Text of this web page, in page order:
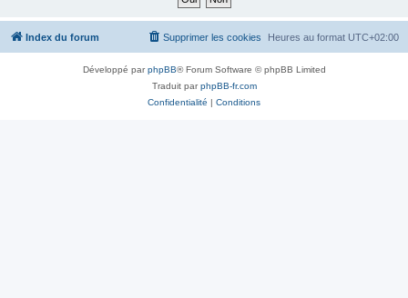
h
Index du forum Heures au format UTC+02:00
Supprimer les cookies
Développé parphpBB® Forum Software © phpBB Limited
Traduit parphpBB-fr.com
Confidentialité | Conditions